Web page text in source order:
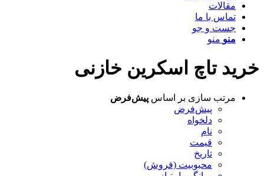
مقالات
تماس با ما
جست و جو
منو منو
خرید تاچ اسکرین خازنی
مرتب سازی بر اساس پیش‌فرض
پیش‌فرض
دلخواه
نام
قیمت
تاریخ
محبوبیت (فروش)